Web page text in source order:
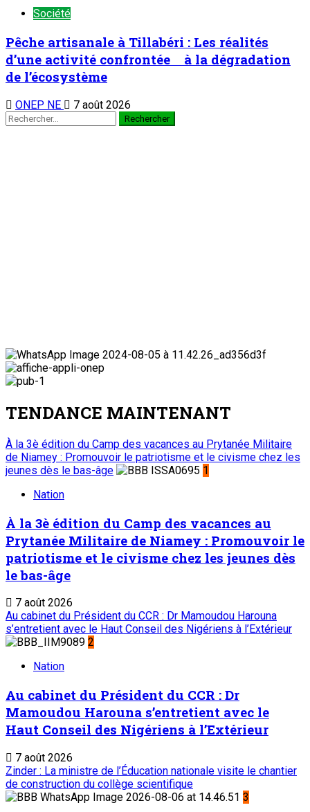
Société
Pêche artisanale à Tillabéri : Les réalités
d’une activité confrontée à la dégradation
de l’écosystème
ONEP NE 7 août 2026
TENDANCE MAINTENANT
À la 3è édition du Camp des vacances au Prytanée Militaire
de Niamey : Promouvoir le patriotisme et le civisme chez les
jeunes dès le bas-âge
1
Nation
À la 3è édition du Camp des vacances au
Prytanée Militaire de Niamey : Promouvoir le
patriotisme et le civisme chez les jeunes dès
le bas-âge
7 août 2026
Au cabinet du Président du CCR : Dr Mamoudou Harouna
s’entretient avec le Haut Conseil des Nigériens à l’Extérieur
2
Nation
Au cabinet du Président du CCR : Dr
Mamoudou Harouna s’entretient avec le
Haut Conseil des Nigériens à l’Extérieur
7 août 2026
Zinder : La ministre de l’Éducation nationale visite le chantier
de construction du collège scientifique
3